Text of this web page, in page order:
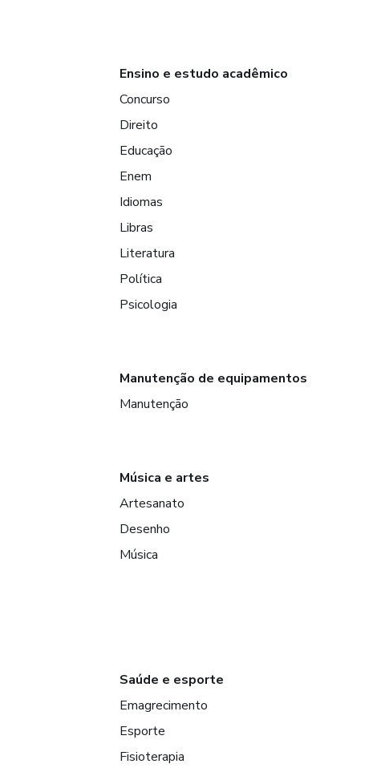
Ensino e estudo acadêmico
Concurso
Direito
Educação
Enem
Idiomas
Libras
Literatura
Política
Psicologia
Manutenção de equipamentos
Manutenção
Música e artes
Artesanato
Desenho
Música
Saúde e esporte
Emagrecimento
Esporte
Fisioterapia